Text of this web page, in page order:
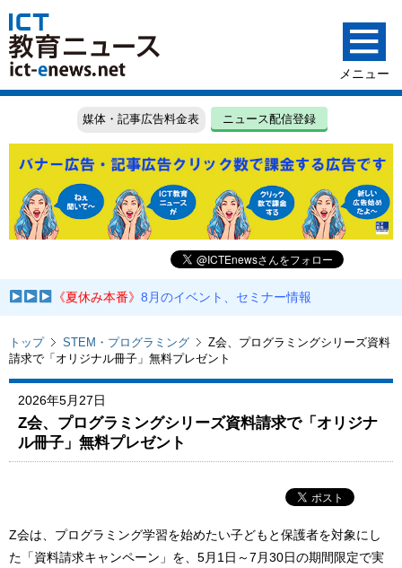
媒体・記事広告料金表 ニュース配信登録
《夏休み本番》8月のイベント、セミナー情報
トップ STEM・プログラミング
Z会、プログラミングシリーズ資料
請求で「オリジナル冊子」無料プレゼント
2026年5月27日
Z会、プログラミングシリーズ資料請求で「オリジナ
ル冊子」無料プレゼント
Z会は、プログラミング学習を始めたい子どもと保護者を対象にし
た「資料請求キャンペーン」を、5月1日～7月30日の期間限定で実